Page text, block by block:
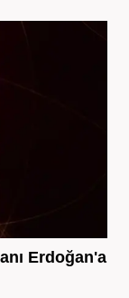
Erdoğan'a